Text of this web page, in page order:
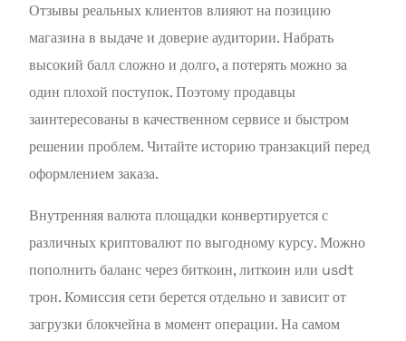
Отзывы реальных клиентов влияют на позицию
магазина в выдаче и доверие аудитории. Набрать
высокий балл сложно и долго, а потерять можно за
один плохой поступок. Поэтому продавцы
заинтересованы в качественном сервисе и быстром
решении проблем. Читайте историю транзакций перед
оформлением заказа.
Внутренняя валюта площадки конвертируется с
различных криптовалют по выгодному курсу. Можно
пополнить баланс через биткоин, литкоин или usdt
трон. Комиссия сети берется отдельно и зависит от
загрузки блокчейна в момент операции. На самом